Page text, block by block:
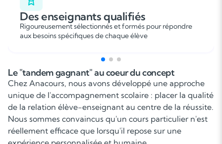
Des enseignants qualifiés
Rigoureusement sélectionnés et formés pour répondre
aux besoins spécifiques de chaque élève
Le "tandem gagnant" au coeur du concept
Chez Anacours, nous avons développé une approche
unique de l'accompagnement scolaire : placer la qualité
de la relation élève-enseignant au centre de la réussite.
Nous sommes convaincus qu'un cours particulier n'est
réellement efficace que lorsqu'il repose sur une